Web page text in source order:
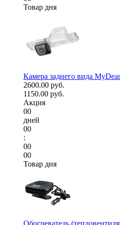
Товар дня
Камера заднего вида
2600.00 руб.
1150.00 руб.
Акция
00
дней
00
:
00
00
Товар дня